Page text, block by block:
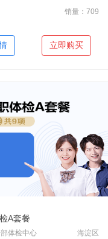
＋加入对比
销量：709
立即购买
A套餐
体检中心 海淀区